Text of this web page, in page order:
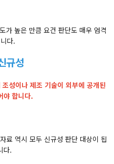
가 높은 만큼 요건 판단도 매우 엄격
다.
규성
성이나 제조 기술이 외부에 공개된
야 합니다.
료 역시 모두 신규성 판단 대상이 됩
다.